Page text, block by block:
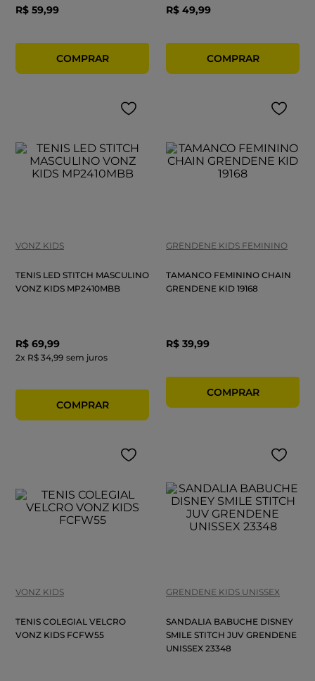
R$ 59,99 R$ 49,99
VONZ KIDS
TENIS LED STITCH MASCULINO
VONZ KIDS MP2410MBB
R$ 69,99
2x R$ 34,99 sem juros
GRENDENE KIDS FEMININO
TAMANCO FEMININO CHAIN
GRENDENE KID 19168
R$ 39,99
VONZ KIDS
TENIS COLEGIAL VELCRO
VONZ KIDS FCFW55
GRENDENE KIDS UNISSEX
SANDALIA BABUCHE DISNEY
SMILE STITCH JUV GRENDENE
UNISSEX 23348